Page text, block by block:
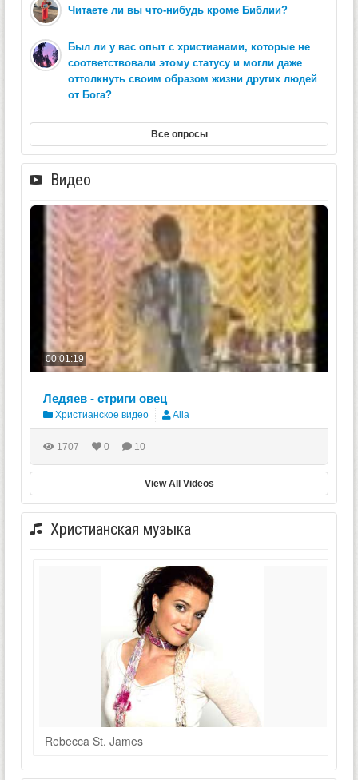
Читаете ли вы что-нибудь кроме Библии?
Был ли у вас опыт с христианами, которые не
соответствовали этому статусу и могли даже
оттолкнуть своим образом жизни других людей
от Бога?
Все опросы
Видео
00:01:19
Ледяев - стриги овец
Христианское видео Alla
1707 0 10
View All Videos
Христианская музыка
Rebecca St. James